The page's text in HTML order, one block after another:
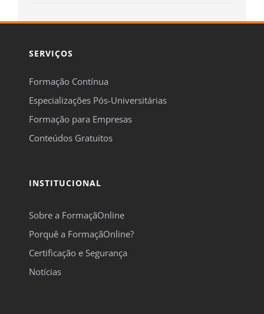
SERVIÇOS
Formação Contínua
Especializações Pós-Universitárias
Formação para Empresas
Conteúdos Gratuitos
INSTITUCIONAL
Sobre a FormaçãOnline
Porquê a FormaçãOnline?
Certificação e Segurança
Notícias